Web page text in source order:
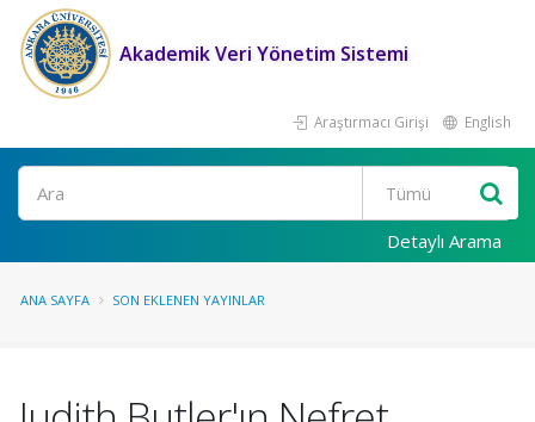
Akademik Veri Yönetim Sistemi
Araştırmacı Girişi English
Ara
Detaylı Arama
ANA SAYFA SON EKLENEN YAYINLAR